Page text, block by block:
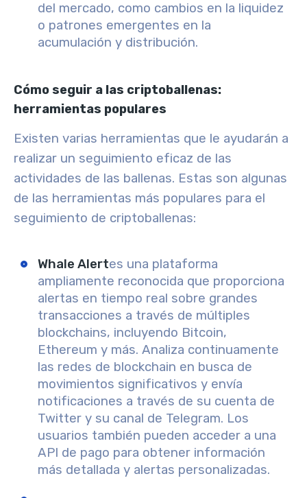
del mercado, como cambios en la liquidez
o patrones emergentes en la
acumulación y distribución.
Cómo seguir a las criptoballenas:
herramientas populares
Existen varias herramientas que le ayudarán a
realizar un seguimiento eficaz de las
actividades de las ballenas. Estas son algunas
de las herramientas más populares para el
seguimiento de criptoballenas:
Whale Alertes una plataforma
ampliamente reconocida que proporciona
alertas en tiempo real sobre grandes
transacciones a través de múltiples
blockchains, incluyendo Bitcoin,
Ethereum y más. Analiza continuamente
las redes de blockchain en busca de
movimientos significativos y envía
notificaciones a través de su cuenta de
Twitter y su canal de Telegram. Los
usuarios también pueden acceder a una
API de pago para obtener información
más detallada y alertas personalizadas.